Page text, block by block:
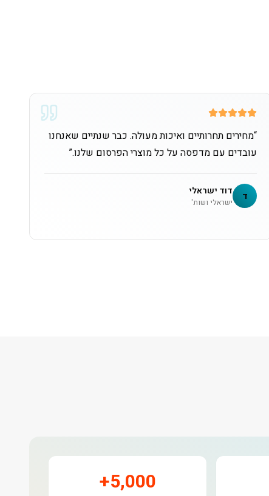
“מחירים תחרותיים ואיכות מעולה. כבר שנתיים שאנחנו
עובדים עם מדפסה על כל מוצרי הפרסום שלנו.”
ד דוד ישראלי
ישראלי ושות'
5,000+